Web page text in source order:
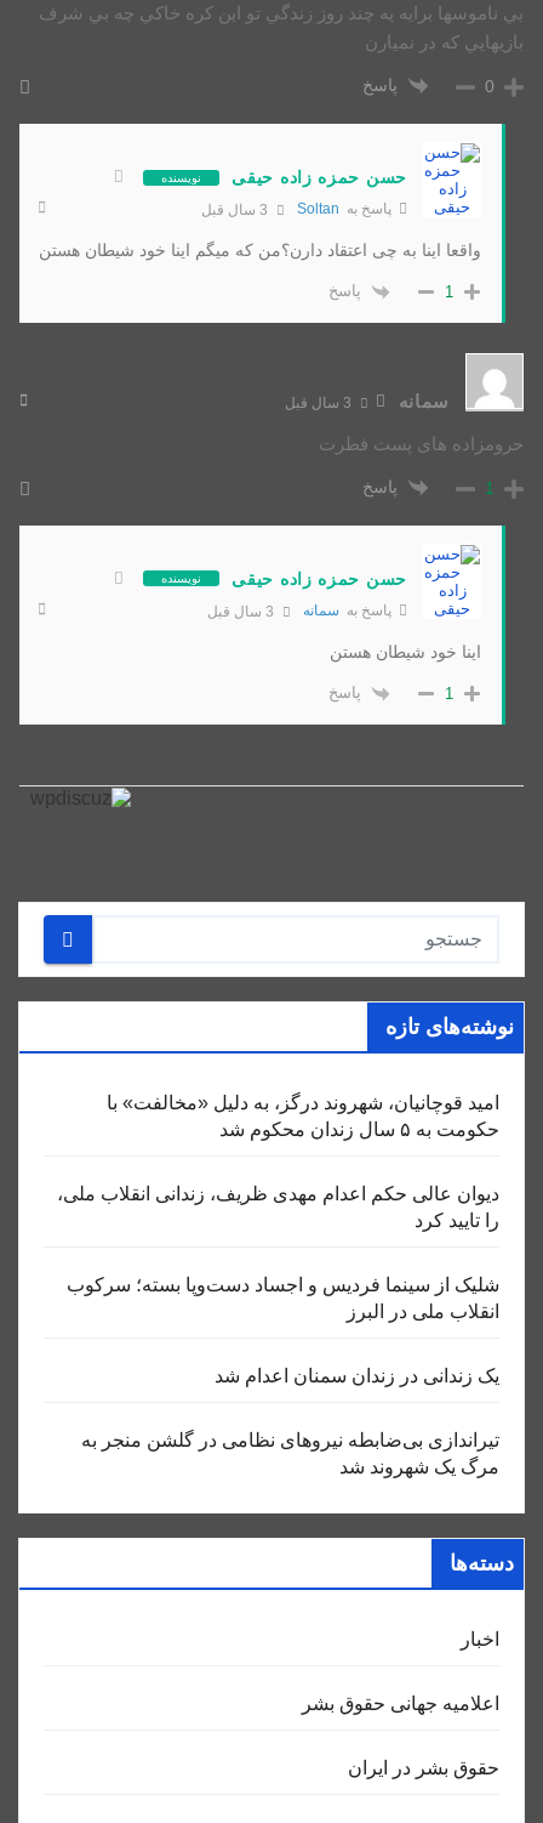
بي ناموسها برايه يه چند روز زندگي تو اين كره خاكي چه بي شرف
بازيهايي كه در نميارن
0 پاسخ
حسن حمزه زاده حیقی نویسنده
پاسخ به Soltan
واقعا اینا به چی اعتقاد دارن؟من که میگم اینا خود شیطان هستن
1 پاسخ
سمانه
حرومزاده های پست فطرت
1 پاسخ
حسن حمزه زاده حیقی نویسنده
پاسخ به سمانه
اینا خود شیطان هستن
1 پاسخ
نوشته‌های تازه
امید قوچانیان، شهروند درگز، به دلیل «مخالفت» با
حکومت به ۵ سال زندان محکوم شد
دیوان عالی حکم اعدام مهدی ظریف، زندانی انقلاب ملی،
را تایید کرد
شلیک از سینما فردیس و اجساد دست‌وپا بسته؛ سرکوب
انقلاب ملی در البرز
یک زندانی در زندان سمنان اعدام شد
تیراندازی بی‌ضابطه نیروهای نظامی در گلشن منجر به
مرگ یک شهروند شد
دسته‌ها
اخبار
اعلاميه جهانی حقوق بشر
حقوق بشر در ایران